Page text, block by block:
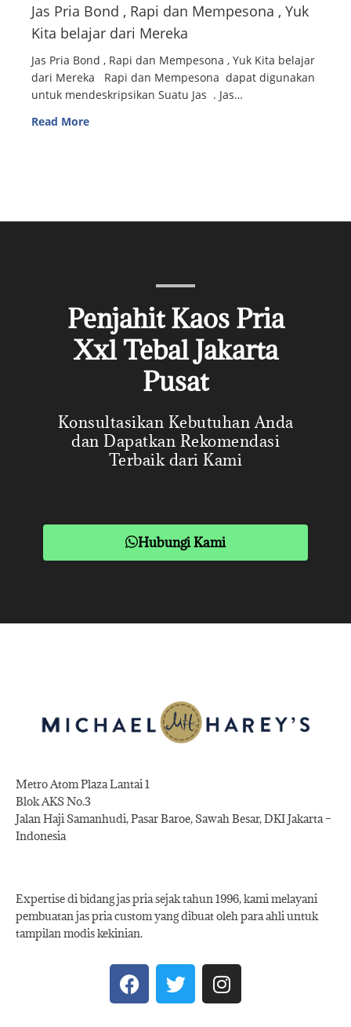
Jas Pria Bond , Rapi dan Mempesona , Yuk
Kita belajar dari Mereka
Jas Pria Bond , Rapi dan Mempesona , Yuk Kita belajar
dari Mereka Rapi dan Mempesona dapat digunakan
untuk mendeskripsikan Suatu Jas . Jas…
Read More
Penjahit Kaos Pria
Xxl Tebal Jakarta
Pusat
Konsultasikan Kebutuhan Anda
dan Dapatkan Rekomendasi
Terbaik dari Kami
Hubungi Kami
Metro Atom Plaza Lantai 1
Blok AKS No.3
Jalan Haji Samanhudi, Pasar Baroe, Sawah Besar, DKI Jakarta –
Indonesia
Expertise di bidang jas pria sejak tahun 1996, kami melayani
pembuatan jas pria custom yang dibuat oleh para ahli untuk
tampilan modis kekinian.